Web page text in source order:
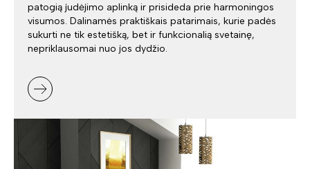
patogią judėjimo aplinką ir prisideda prie harmoningos
visumos. Dalinamės praktiškais patarimais, kurie padės
sukurti ne tik estetišką, bet ir funkcionalią svetainę,
nepriklausomai nuo jos dydžio.